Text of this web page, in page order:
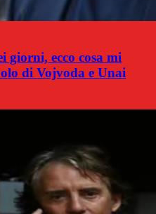
giorni, ecco cosa mi
di Vojvoda e Unai